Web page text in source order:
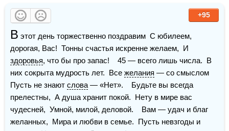
+95
В этот день торжественно поздравим  С юбилеем,
здоровья, что бы про запас!    45 — всего лишь числа.  В
них сокрыта мудрость лет.  Все желания — со смыслом
Пусть не знают слова — «Нет».    Будьте вы всегда
прелестны,  А душа хранит покой.  Нету в мире вас
чудесней,  Умной, милой, деловой.    Вам — удач и благ